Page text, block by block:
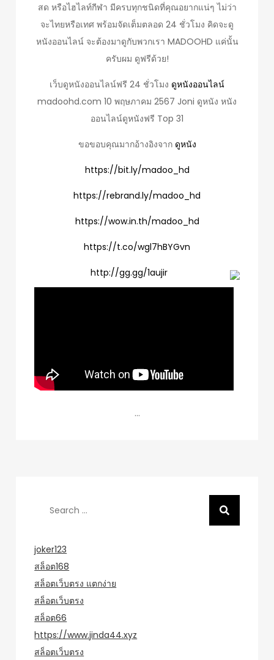
สด หรือไฮไลท์กีฬา มีครบทุกชนิดที่คุณอยากแน่ๆ ไม่ว่า
จะไทยหรือเทศ พร้อมจัดเต็มตลอด 24 ชั่วโมง คิดจะดู
หนังออนไลน์ จะต้องมาดูกับพวกเรา MADOOHD แค่นั้น
ครับผม ดูฟรีด้วย!
เว็บดูหนังออนไลน์ฟรี 24 ชั่วโมง ดูหนังออนไลน์
madoohd.com 10 พฤษภาคม 2567 Joni ดูหนัง หนัง
ออนไลน์ดูหนังฟรี Top 31
ขอขอบคุณมากอ้างอิงจาก ดูหนัง
https://bit.ly/madoo_hd
https://rebrand.ly/madoo_hd
https://wow.in.th/madoo_hd
https://t.co/wgl7hBYGvn
http://gg.gg/1aujir
…
joker123
สล็อต168
สล็อตเว็บตรง แตกง่าย
สล็อตเว็บตรง
สล็อต66
https://www.jinda44.xyz
สล็อตเว็บตรง